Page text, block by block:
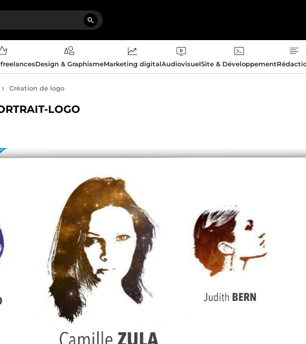
Design & GraphismeMarketing digitalAudiovisuelSite & Développement
Création de logo
LOGO